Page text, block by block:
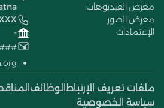
معرض الفيديوهات
معرض الصور
الإعتمادات
-
ملفات تعريف الإرتباط الوظائف
سياسة الخصوصية